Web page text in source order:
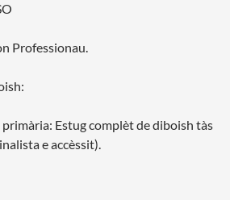
Professionau.
primària: Estug complèt de diboish tàs
e accèssit).